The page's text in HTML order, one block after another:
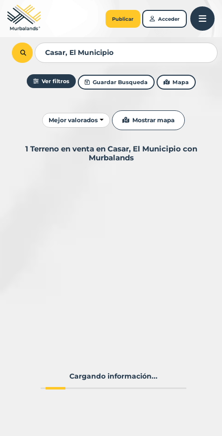
Publicar Acceder
Ver filtros Guardar Busqueda Mapa
Ordenar resultados
Mejor valorados Mostrar mapa
1 Terreno en venta en Casar, El Municipio con
Murbalands
Cargando información...